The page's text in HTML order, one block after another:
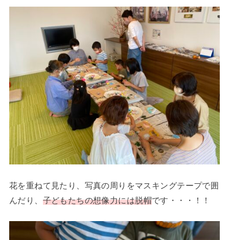
花を重ねて見たり、写真の周りをマスキングテープで囲
んだり、 子どもたちの想像力には脱帽です・・・！！